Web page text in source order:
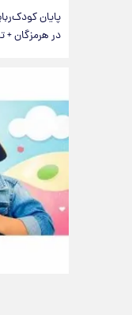
پایان
در هرمزگان +